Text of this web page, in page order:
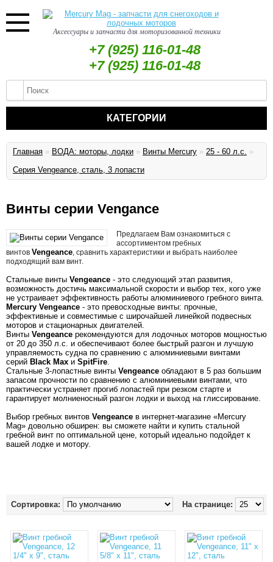
Аксессуары и запчасти для моторизованной техники
+7 (925) 116-01-48
+7 (925) 116-01-48
КАТЕГОРИИ
Главная » ВОДА: моторы, лодки » Винты Mercury » 25 - 60 л.с. »
Серия Vengeance, сталь, 3 лопасти
Винты серии Vengance
Предлагаем Вам ознакомиться с
ассортиментом гребных
винтов Vengeance, сравнить характеристики и выбрать наиболее
подходящий вам винт.
Стальные винты Vengeance - это следующий этап развития,
возможность достичь максимальной скорости и выбор тех, кого уже
не устраивает эффективность работы алюминиевого гребного винта.
Mercury Vengeance - это превосходные винты: прочные,
эффективные и совместимые с широчайшей линейкой подвесных
моторов и стационарных двигателей.
Винты Vengeance рекомендуются для лодочных моторов мощностью
от 20 до 350 л.с. и обеспечивают более быстрый разгон и лучшую
управляемость судна по сравнению с алюминиевыми винтами
серий Black Max и SpitFire.
Стальные 3-лопастные винты Vengeance обладают в 5 раз большим
запасом прочности по сравнению с алюминиевыми винтами, что
практически устраняет прогиб лопастей при резком старте и
гарантирует молниеносный разгон лодки и выход на глиссирование.
Выбор гребных винтов Vengeance в интернет-магазине «Mercury
Mag» довольно обширен: вы сможете найти и купить стальной
гребной винт по оптимальной цене, который идеально подойдет к
вашей лодке и мотору.
На странице:
Сортировка: